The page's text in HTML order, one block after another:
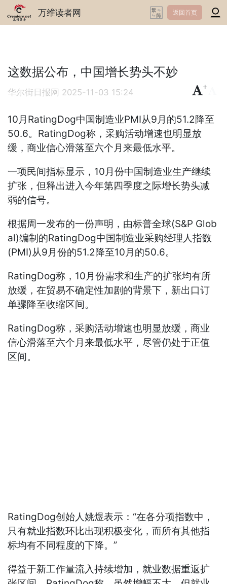
万维读者网 返回首页
这数据公布，中国增长势头不妙
华尔街日报网 2025-11-03 15:24
+
10月RatingDog中国制造业PMI从9月的51.2降至
50.6。RatingDog称，采购活动增速也明显放
缓，商业信心滑落至六个月来最低水平。
一项民间指标显示，10月份中国制造业生产继续
扩张，但释出进入今年第四季度之际增长势头减
弱的信号。
根据周一发布的一份声明，由标普全球(S&P Glob
al)编制的RatingDog中国制造业采购经理人指数
(PMI)从9月份的51.2降至10月的50.6。
RatingDog称，10月份需求和生产的扩张均有所
放缓，在贸易不确定性加剧的背景下，新出口订
单骤降至收缩区间。
RatingDog称，采购活动增速也明显放缓，商业
信心滑落至六个月来最低水平，尽管仍处于正值
区间。
RatingDog创始人姚煜表示：“在各分项指数中，
只有就业指数环比出现积极变化，而所有其他指
标均有不同程度的下降。”
得益于新工作量流入持续增加，就业数据重返扩